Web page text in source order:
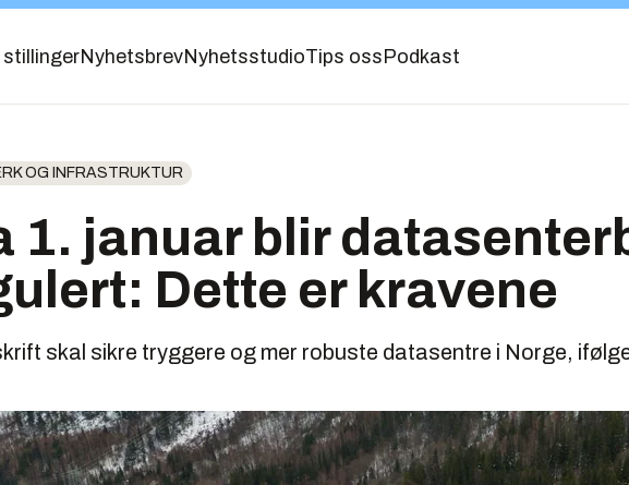
stillingerNyhetsbrevNyhetsstudioTips oss Podkast
OG INFRASTRUKTUR
1. januar blir
Dette er kravene
skal sikre tryggere og mer robuste datasentre i Norge,